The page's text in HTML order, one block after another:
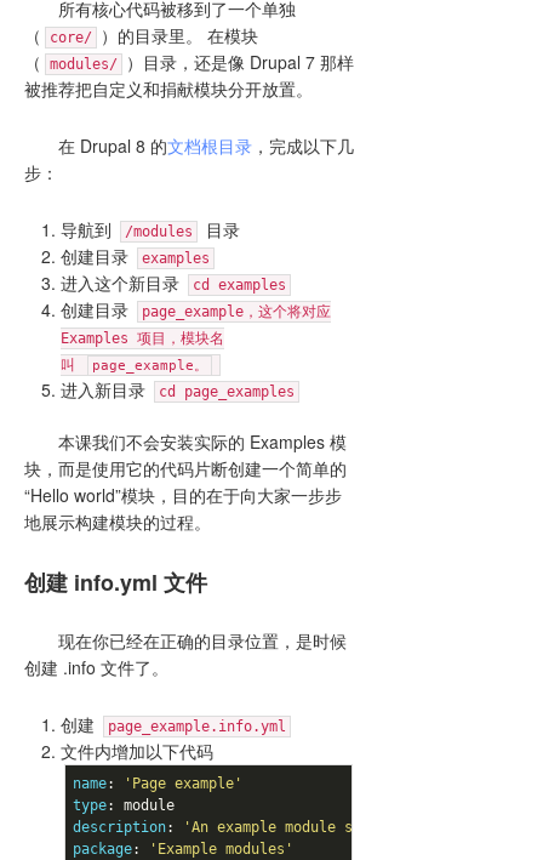
所有核心代码被移到了一个单独
（
core/
）的目录里。 在模块
（
modules/
）目录，还是像 Drupal 7 那样
被推荐把自定义和捐献模块分开放置。
在 Drupal 8 的文档根目录 ，完成以下几
步：
导航到 /modules
目录
创建目录
examples
进入这个新目录 cd examples
创建目录
page_example，这个将对应
Examples 项目，模块名
叫
page_example。
进入新目录 cd page_examples
本课我们不会安装实际的 Examples 模
块，而是使用它的代码片断创建一个简单的
“Hello world”模块，目的在于向大家一步步
地展示构建模块的过程。
创建 info.yml 文件
现在你已经在正确的目录位置，是时候
创建 .info 文件了。
创建 page_example.info.yml
文件内增加以下代码
name:
'Page example'
type
description:
'An example module showing how to
package:
'Example modules'